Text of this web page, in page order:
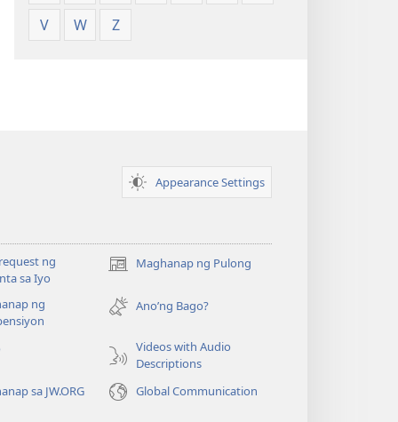
V
W Z
Appearance Settings
ng
sa Iyo
Maghanap ng Pulong
(may
na
bagong
window)
ng
Ano’ng Bago?
Videos with Audio
Descriptions
sa JW.ORG
Global Communication